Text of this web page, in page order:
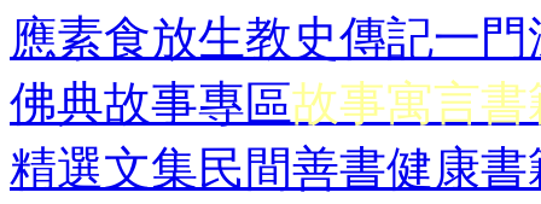
應素食放生教史傳記一門
佛典故事專區故事寓言書
精選文集民間善書健康書